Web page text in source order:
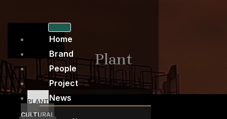
건
뛰
Home
Brand
People
Project
News
Plant
PLANT
CULTURAL